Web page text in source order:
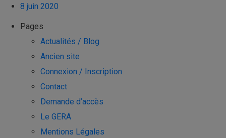
8 juin 2020
Pages
Actualités / Blog
Ancien site
Connexion / Inscription
Contact
Demande d’accès
Le GERA
Mentions Légales